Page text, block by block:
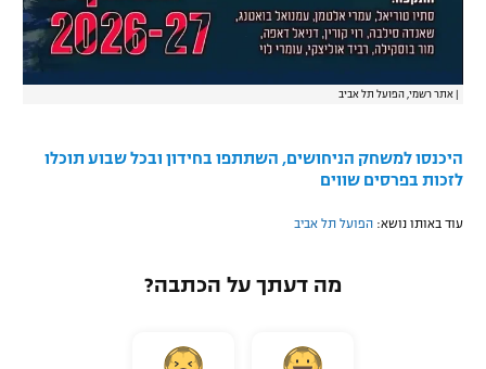
תגיות
אתר רשמי, הפועל תל אביב
היכנסו למשחק הניחושים, השתתפו בחידון ובכל שבוע תוכלו
לזכות בפרסים שווים
עוד באותו נושא: הפועל תל אביב
מה דעתך על הכתבה?